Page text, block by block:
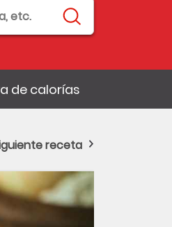
de calorías
receta